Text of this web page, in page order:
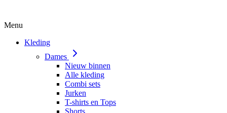
Menu
Kleding
Dames
Nieuw binnen
Alle kleding
Combi sets
Jurken
T-shirts en Tops
Shorts